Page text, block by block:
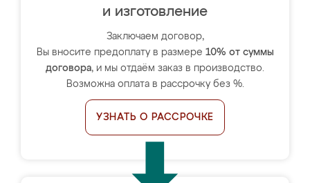
и изготовление
Заключаем договор,
Вы вносите предоплату в размере 10% от суммы
договора, и мы отдаём заказ в производство.
Возможна оплата в рассрочку без %.
УЗНАТЬ О РАССРОЧКЕ